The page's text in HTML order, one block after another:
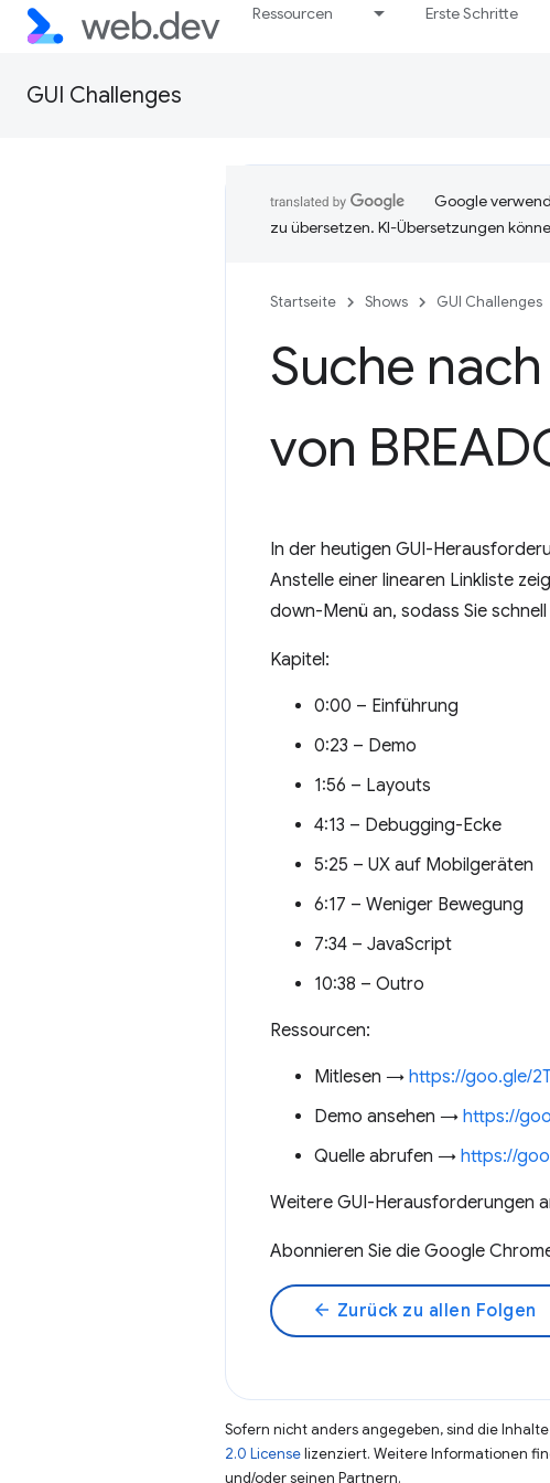
Ressourcen Erste Schritte
GUI Challenges
Google
zu übersetzen. KI-Übersetzungen
Startseite Shows GUI Challenges
Suche
von
In der heutigen GUI-
Anstelle einer linearen Linkliste
down-Menü an, sodass Sie
Kapitel:
0:00 – Einführung
0:23 – Demo
1:56 – Layouts
4:13 – Debugging-Ecke
5:25 – UX auf Mobilgeräten
6:17 – Weniger Bewegung
7:34 – JavaScript
10:38 – Outro
Ressourcen:
Mitlesen → https://goo.gle/
Demo ansehen → https://
Quelle abrufen → https://
Weitere GUI-Herausforderungen
Abonnieren Sie die Google
arrow_back Zurück zu allen Folgen
Sofern nicht anders angegeben, sind die
2.0 Licenselizenziert. Weitere Informationen
und/oder seinen Partnern.